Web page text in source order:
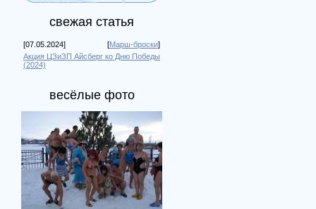
свежая статья
[07.05.2024] [Марш-броски]
Акция ЦЗиЗП Айсберг ко Дню Победы
(2024)
весёлые фото